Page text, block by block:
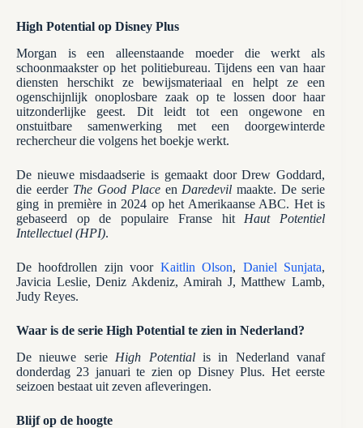
High Potential op Disney Plus
Morgan is een alleenstaande moeder die werkt als
schoonmaakster op het politiebureau. Tijdens een van haar
diensten herschikt ze bewijsmateriaal en helpt ze een
ogenschijnlijk onoplosbare zaak op te lossen door haar
uitzonderlijke geest. Dit leidt tot een ongewone en
onstuitbare samenwerking met een doorgewinterde
rechercheur die volgens het boekje werkt.
De nieuwe misdaadserie is gemaakt door Drew Goddard,
die eerder The Good Place en Daredevil maakte. De serie
ging in première in 2024 op het Amerikaanse ABC. Het is
gebaseerd op de populaire Franse hit Haut Potentiel
Intellectuel (HPI).
De hoofdrollen zijn voor Kaitlin Olson, Daniel Sunjata,
Javicia Leslie, Deniz Akdeniz, Amirah J, Matthew Lamb,
Judy Reyes.
Waar is de serie High Potential te zien in Nederland?
De nieuwe serie High Potentialis in Nederland vanaf
donderdag 23 januari te zien op Disney Plus. Het eerste
seizoen bestaat uit zeven afleveringen.
Blijf op de hoogte